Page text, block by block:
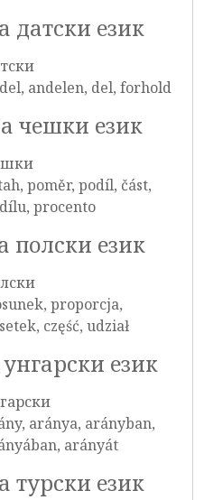
датски език
andelen, del, forhold
чешки език
poměr, podíl, část,
procento
полски език
proporcja,
część, udział
език
aránya, arányban,
arányát
турски език